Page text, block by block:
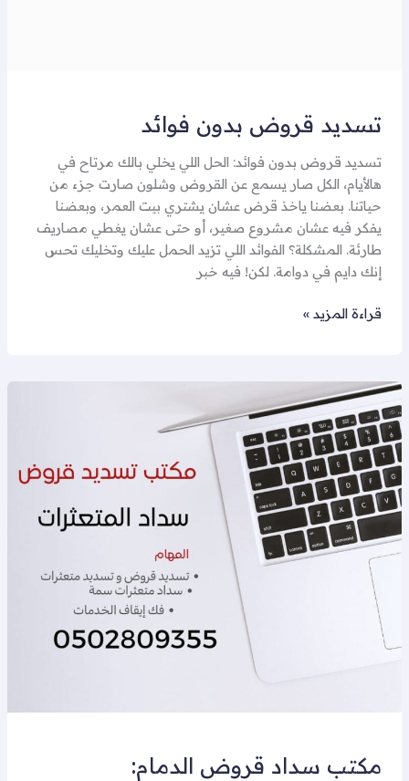
تسديد قروض بدون فوائد
تسديد قروض بدون فوائد: الحل اللي يخلي بالك مرتاح في
هالأيام، الكل صار يسمع عن القروض وشلون صارت جزء من
حياتنا. بعضنا ياخذ قرض عشان يشتري بيت العمر، وبعضنا
يفكر فيه عشان مشروع صغير، أو حتى عشان يغطي مصاريف
طارئة. المشكلة؟ الفوائد اللي تزيد الحمل عليك وتخليك تحس
إنك دايم في دوامة. لكن! فيه خبر
قراءة المزيد »
مكتب سداد قروض الدمام:
مكتب
سداد
قروض
الدمام: